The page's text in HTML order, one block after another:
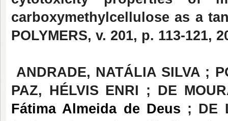
carboxymethylcellulose as a
POLYMERS, v. 201, p. 113-121,
ANDRADE, NATÁLIA SILVA ;
PAZ, HÉLVIS ENRI ; DE
Fátima Almeida de Deus ; DE